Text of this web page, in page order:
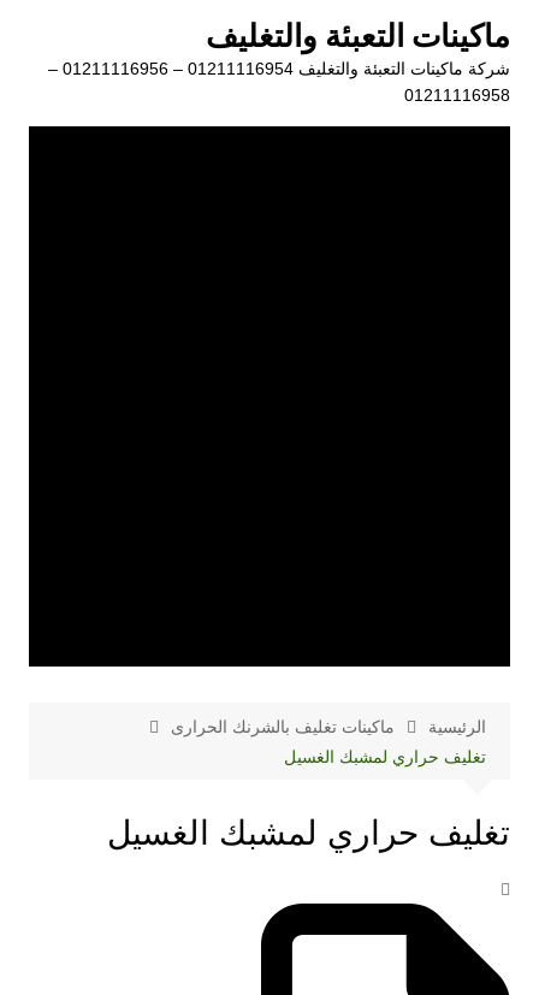
المحتوى
ماكينات التعبئة والتغليف
شركة ماكينات التعبئة والتغليف 01211116954 – 01211116956 –
01211116958
الرئيسية
ماكينات تغليف بالشرنك الحرارى
تغليف حراري لمشبك الغسيل
تغليف حراري لمشبك الغسيل